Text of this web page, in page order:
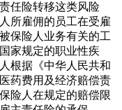
任险转移这类风险
雇佣的员工在受雇
保险人业务有关的工
家规定的职业性疾
根据《中华人民共和
药费用及经济赔偿责
险人在规定的赔偿限